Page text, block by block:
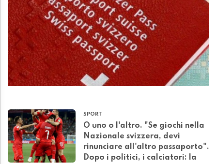
SPORT
O uno o l'altro. "Se giochi nella
Nazionale svizzera, devi
rinunciare all'altro passaporto".
Dopo i politici, i calciatori: la